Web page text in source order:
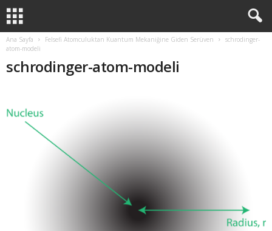
Ana Sayfa Felsefi Atomculuktan Kuantum Mekaniğine Giden Serüven
schrodinger-
atom-modeli
schrodinger-atom-modeli